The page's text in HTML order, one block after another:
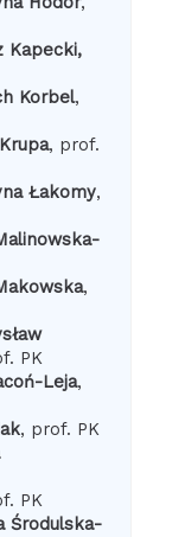
Kapecki,
Korbel,
, prof.
Łakomy,
,
PK
Leja,
, prof. PK
PK
Środulska-